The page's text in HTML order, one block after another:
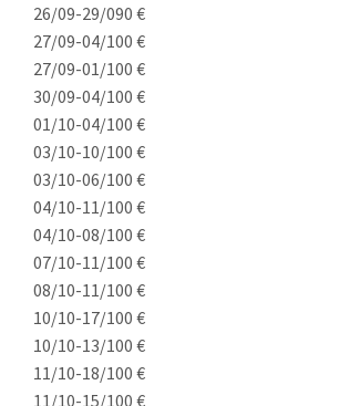
26/09-29/090 €
27/09-04/100 €
27/09-01/100 €
30/09-04/100 €
01/10-04/100 €
03/10-10/100 €
03/10-06/100 €
04/10-11/100 €
04/10-08/100 €
07/10-11/100 €
08/10-11/100 €
10/10-17/100 €
10/10-13/100 €
11/10-18/100 €
11/10-15/100 €